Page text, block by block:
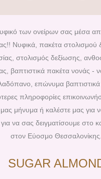
t
e
r
e
s
t
t
a
g
r
a
m
των ονείρων σας μέσα
Νυφικά, πακέτα στολισμού
στολισμός δεξίωσης,
βαπτιστικά πακέτα νονάς -
επώνυμα
πληροφορίες
μήνυμα ή καλέστε μας για
να σας δειγματίσουμε στο
στον Εύοσμο Θεσσαλονίκης.
SUGAR